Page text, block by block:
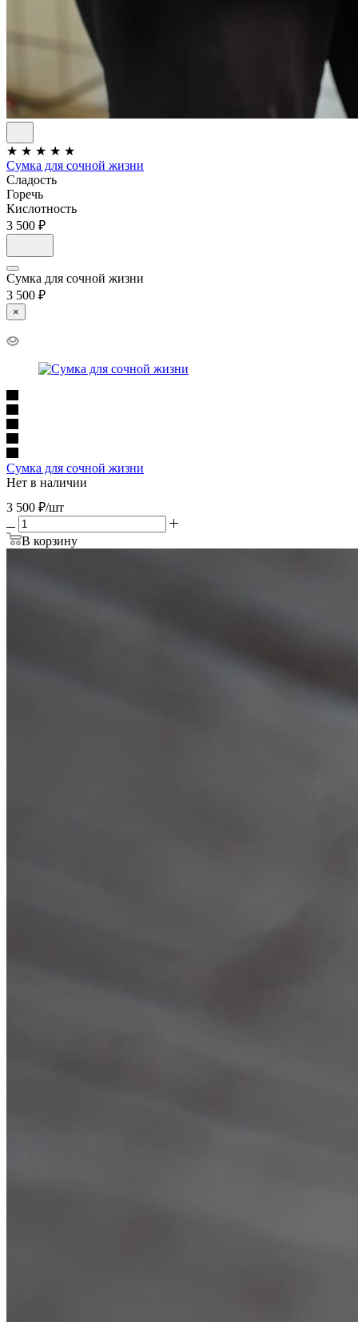
★ ★ ★ ★ ★
Сумка для сочной жизни
Сладость
Горечь
Кислотность
3 500 ₽
Сумка для сочной жизни
3 500 ₽
×
Сумка для сочной жизни
Нет в наличии
3 500 ₽/шт
В корзину